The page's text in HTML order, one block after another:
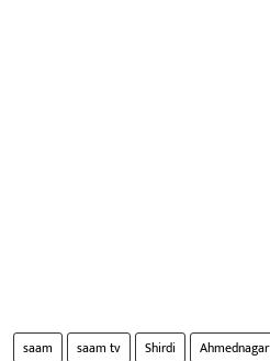
saam saam tv Shirdi Ahmednagar